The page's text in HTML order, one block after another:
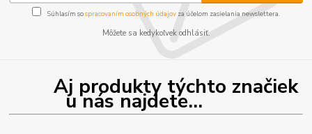
Súhlasím sospracovaním osobných údajov za účelom zasielania newslettera.
Môžete sa kedykoľvek odhlásiť.
Aj produkty týchto značiek
u nás najdete...